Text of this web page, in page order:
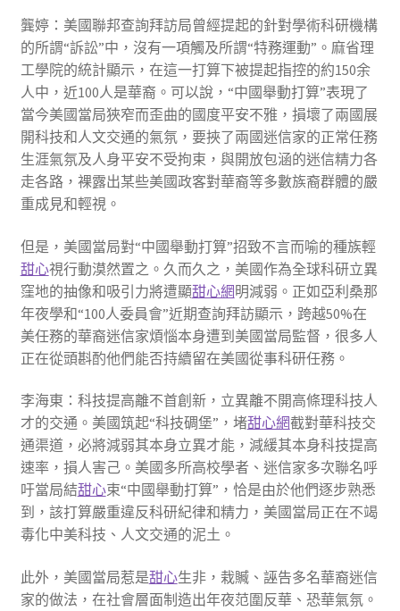
龔婷：美國聯邦查詢拜訪局曾經提起的針對學術科研機構
的所謂“訴訟”中，沒有一項觸及所謂“特務運動”。麻省理
工學院的統計顯示，在這一打算下被提起指控的約150余
人中，近100人是華裔。可以說，“中國舉動打算”表現了
當今美國當局狹窄而歪曲的國度平安不雅，損壞了兩國展
開科技和人文交通的氣氛，要挾了兩國迷信家的正常任務
生涯氣氛及人身平安不受拘束，與開放包涵的迷信精力各
走各路，裸露出某些美國政客對華裔等多數族裔群體的嚴
重成見和輕視。
但是，美國當局對“中國舉動打算”招致不言而喻的種族輕
甜心視行動漠然置之。久而久之，美國作為全球科研立異
窪地的抽像和吸引力將遭顯甜心網明減弱。正如亞利桑那
年夜學和“100人委員會”近期查詢拜訪顯示，跨越50%在
美任務的華裔迷信家煩惱本身遭到美國當局監督，很多人
正在從頭斟酌他們能否持續留在美國從事科研任務。
李海東：科技提高離不首創新，立異離不開高條理科技人
才的交通。美國筑起“科技碉堡”，堵甜心網截對華科技交
通渠道，必將減弱其本身立異才能，減緩其本身科技提高
速率，損人害己。美國多所高校學者、迷信家多次聯名呼
吁當局結甜心束“中國舉動打算”，恰是由於他們逐步熟悉
到，該打算嚴重違反科研紀律和精力，美國當局正在不竭
毒化中美科技、人文交通的泥土。
此外，美國當局惹是甜心生非，栽贓、誣告多名華裔迷信
家的做法，在社會層面制造出年夜范圍反華、恐華氣氛。